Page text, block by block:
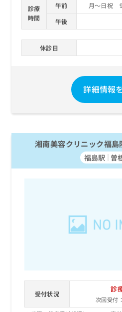
診療
時間
午前
月～日祝
午後
休診日
詳細情報
湘南美容クリニック福島
福島駅 曽
受付状況
診
次回受付